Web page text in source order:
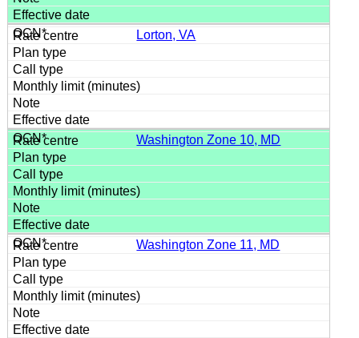
Lorton, VA
Washington Zone 10, MD
Washington Zone 11, MD